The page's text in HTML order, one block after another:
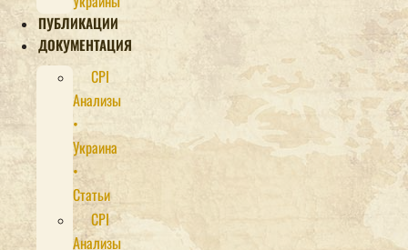
ПУБЛИКАЦИИ
ДОКУМЕНТАЦИЯ
CPI
Анализы
•
Украина
•
Статьи
CPI
Анализы